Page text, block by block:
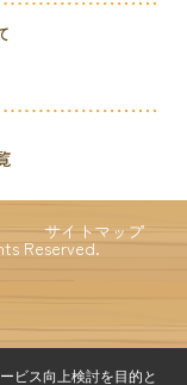
サイトマップ
Reserved.
ビス向上検討を目的と